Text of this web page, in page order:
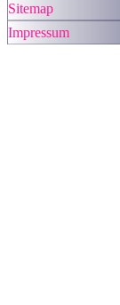
Sitemap
Impressum